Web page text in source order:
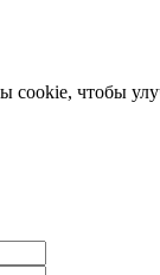
cookie, чтобы